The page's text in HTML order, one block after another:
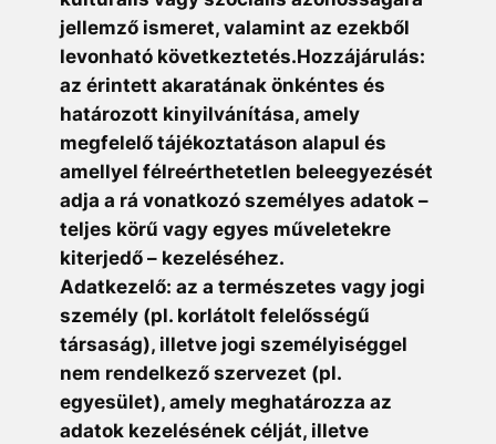
jellemző ismeret, valamint az ezekből
levonható következtetés.Hozzájárulás:
az érintett akaratának önkéntes és
határozott kinyilvánítása, amely
megfelelő tájékoztatáson alapul és
amellyel félreérthetetlen beleegyezését
adja a rá vonatkozó személyes adatok –
teljes körű vagy egyes műveletekre
kiterjedő – kezeléséhez.
Adatkezelő: az a természetes vagy jogi
személy (pl. korlátolt felelősségű
társaság), illetve jogi személyiséggel
nem rendelkező szervezet (pl.
egyesület), amely meghatározza az
adatok kezelésének célját, illetve